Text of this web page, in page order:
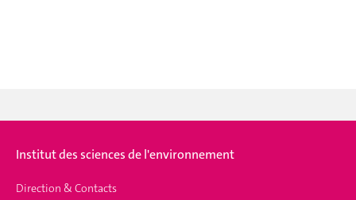
Institut des sciences de l'environnement
Direction & Contacts